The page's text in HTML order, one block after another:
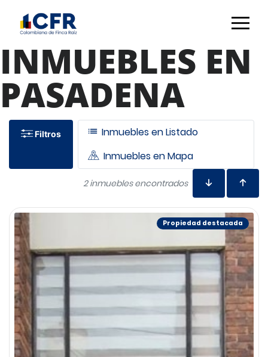
INMUEBLES EN
PASADENA
Filtros
Inmuebles en Listado
Inmuebles en Mapa
2 inmuebles encontrados
Propiedad destacada